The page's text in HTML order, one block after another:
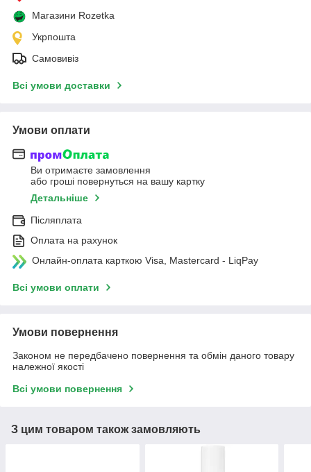
Магазини Rozetka
Укрпошта
Самовивіз
Всі умови доставки
Умови оплати
Ви отримаєте замовлення
або гроші повернуться на вашу картку
Детальніше
Післяплата
Оплата на рахунок
Онлайн-оплата карткою Visa, Mastercard - LiqPay
Всі умови оплати
Умови повернення
Законом не передбачено повернення та обмін даного товару
належної якості
Всі умови повернення
З цим товаром також замовляють